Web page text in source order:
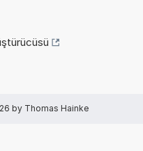
by Thomas Hainke